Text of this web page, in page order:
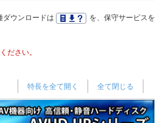
ウンロードは
を、保守サービスを
ださい。
全て閉じる
特長を全て開く